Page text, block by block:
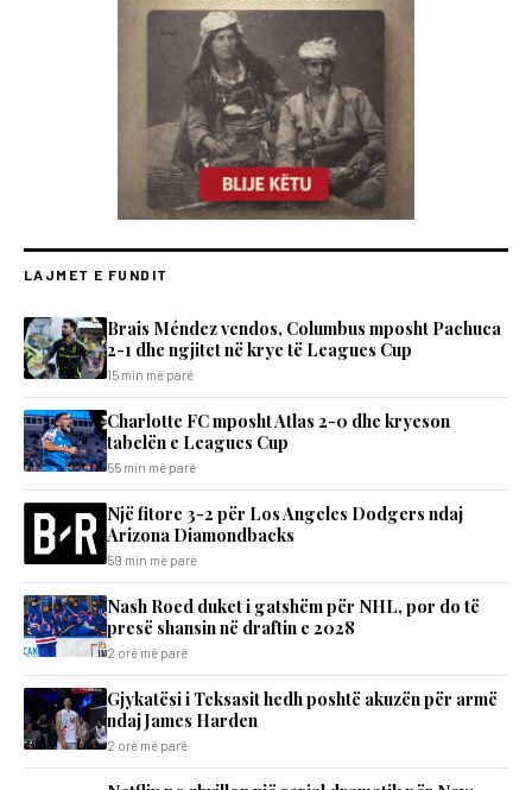
LAJMET E FUNDIT
Brais Méndez vendos, Columbus mposht Pachuca
2-1 dhe ngjitet në krye të Leagues Cup
15 min më parë
Charlotte FC mposht Atlas 2-0 dhe kryeson
tabelën e Leagues Cup
55 min më parë
Një fitore 3-2 për Los Angeles Dodgers ndaj
Arizona Diamondbacks
59 min më parë
Nash Roed duket i gatshëm për NHL, por do të
presë shansin në draftin e 2028
2 orë më parë
Gjykatësi i Teksasit hedh poshtë akuzën për armë
ndaj James Harden
2 orë më parë